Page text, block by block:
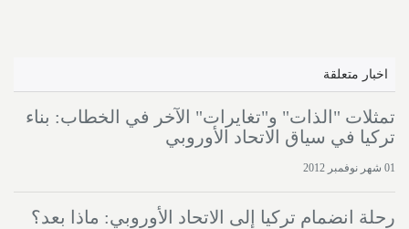
اخبار متعلقة
تمثلات "الذات" و"تغايرات" الآخر في الخطاب: بناء
تركيا في سياق الاتحاد الأوروبي
01 شهر نوفمبر 2012
رحلة انضمام تركيا إلى الاتحاد الأوروبي: ماذا بعد؟